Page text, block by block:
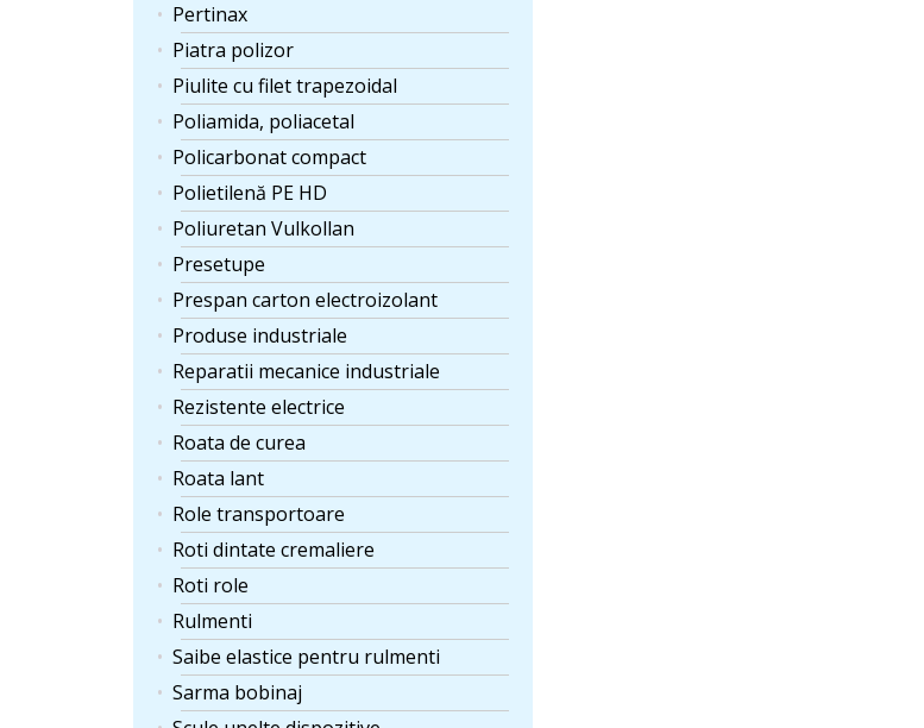
Pertinax
Piatra polizor
Piulite cu filet trapezoidal
Poliamida, poliacetal
Policarbonat compact
Polietilenă PE HD
Poliuretan Vulkollan
Presetupe
Prespan carton electroizolant
Produse industriale
Reparatii mecanice industriale
Rezistente electrice
Roata de curea
Roata lant
Role transportoare
Roti dintate cremaliere
Roti role
Rulmenti
Saibe elastice pentru rulmenti
Sarma bobinaj